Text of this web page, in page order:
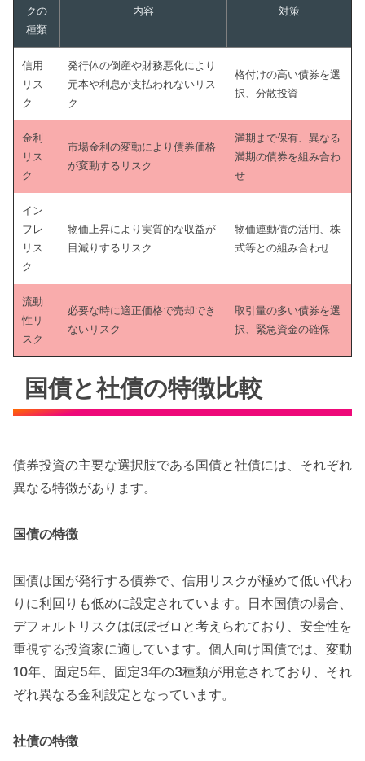
クの
種類
内容 対策
信用
リス
ク
発行体の倒産や財務悪化により
元本や利息が支払われないリス
ク
格付けの高い債券を選
択、分散投資
金利
リス
ク
市場金利の変動により債券価格
が変動するリスク
満期まで保有、異なる
満期の債券を組み合わ
せ
イン
フレ
リス
ク
物価上昇により実質的な収益が
目減りするリスク
物価連動債の活用、株
式等との組み合わせ
流動
性リ
スク
必要な時に適正価格で売却でき
ないリスク
取引量の多い債券を選
択、緊急資金の確保
国債と社債の特徴比較
債券投資の主要な選択肢である国債と社債には、それぞれ
異なる特徴があります。
国債の特徴
国債は国が発行する債券で、信用リスクが極めて低い代わ
りに利回りも低めに設定されています。日本国債の場合、
デフォルトリスクはほぼゼロと考えられており、安全性を
重視する投資家に適しています。個人向け国債では、変動
10年、固定5年、固定3年の3種類が用意されており、それ
ぞれ異なる金利設定となっています。
社債の特徴